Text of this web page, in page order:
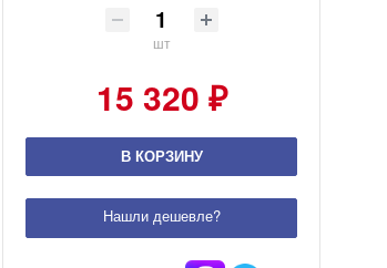
шт
15 320 ₽
В КОРЗИНУ
Нашли дешевле?